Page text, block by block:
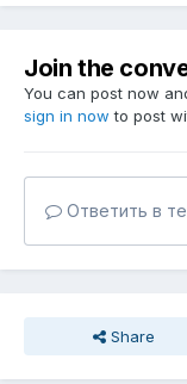
Join the
You can post now
sign in now to post
Ответить в
Share